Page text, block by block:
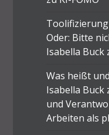
Oder: Bitte
Isabella Buck
Was heißt
Isabella Buck
und
Arbeiten als